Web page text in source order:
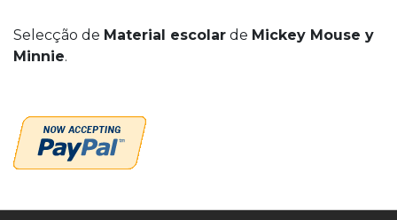
Selecção de Material escolar de Mickey Mouse y
Minnie.